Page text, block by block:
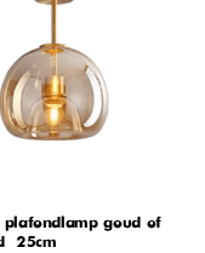
plafondlamp goud of
– 25cm